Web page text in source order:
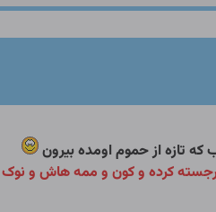
که تازه از حموم اومده بیرون
برجسته کرده و کون و ممه هاش و